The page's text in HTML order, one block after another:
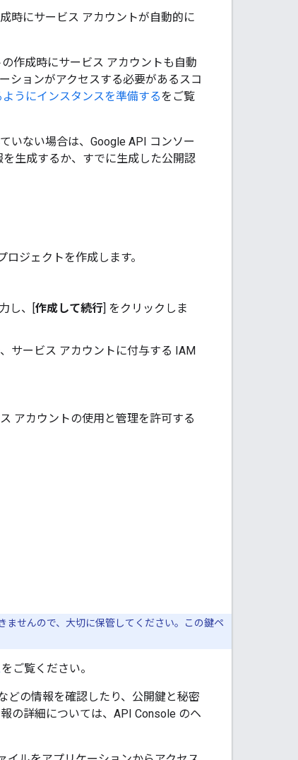
時にサービス アカウントが自動的に
作成時にサービス アカウントも自動
ションがアクセスする必要があるスコ
うにインスタンスを準備するをご覧
いない場合は、Google API コンソー
生成するか、すでに生成した公開認
ジェクトを作成します。
し、[作成して続行] をクリックしま
サービス アカウントに付与する IAM
アカウントの使用と管理を許可する
ませんので、大切に保管してください。この鍵ペ
をご覧ください。
どの情報を確認したり、公開鍵と秘密
の詳細については、API Console のヘ